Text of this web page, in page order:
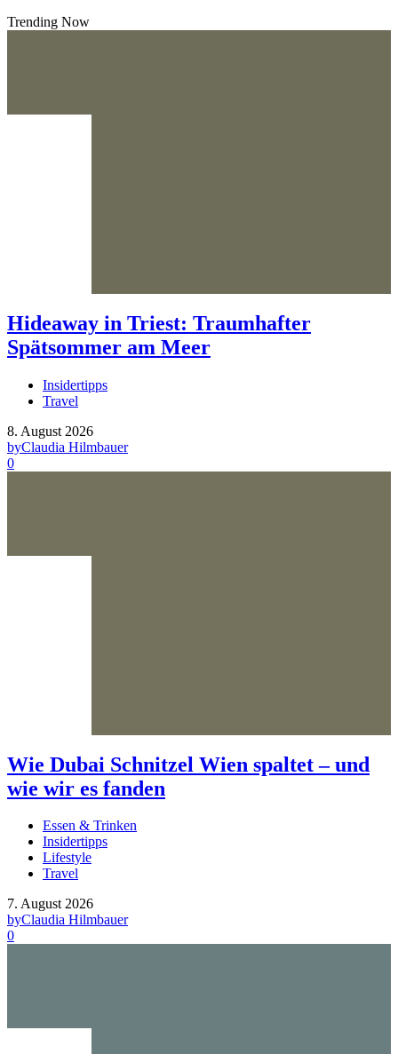
Trending Now
Hideaway in Triest: Traumhafter
Spätsommer am Meer
Insidertipps
Travel
8. August 2026
byClaudia Hilmbauer
0
Wie Dubai Schnitzel Wien spaltet – und
wie wir es fanden
Essen & Trinken
Insidertipps
Lifestyle
Travel
7. August 2026
byClaudia Hilmbauer
0